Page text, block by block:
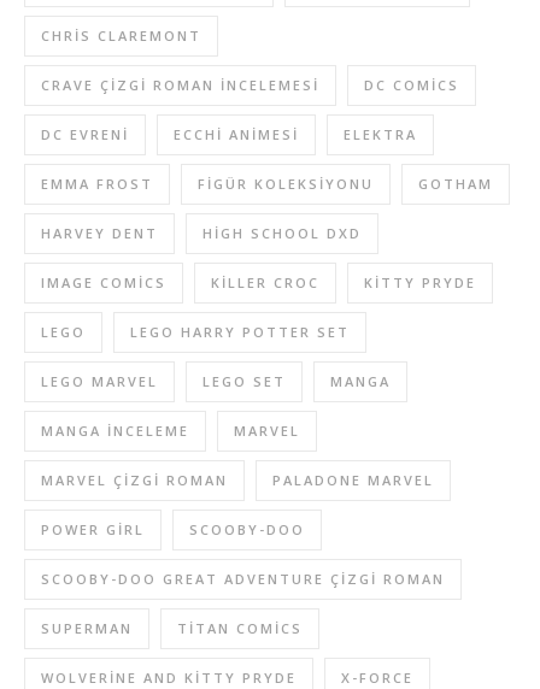
CHRIS CLAREMONT
CRAVE ÇIZGI ROMAN INCELEMESI DC COMICS
DC EVRENI ECCHI ANIMESI ELEKTRA
EMMA FROST FIGÜR KOLEKSIYONU GOTHAM
HARVEY DENT HIGH SCHOOL DXD
IMAGE COMICS KILLER CROC KITTY PRYDE
LEGO LEGO HARRY POTTER SET
LEGO MARVEL LEGO SET MANGA
MANGA INCELEME MARVEL
MARVEL ÇIZGI ROMAN PALADONE MARVEL
POWER GIRL SCOOBY-DOO
SCOOBY-DOO GREAT ADVENTURE ÇIZGI ROMAN
SUPERMAN TITAN COMICS
WOLVERINE AND KITTY PRYDE X-FORCE